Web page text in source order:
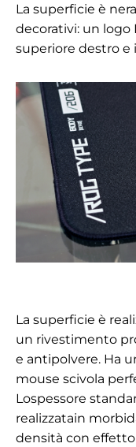
La superficie è
decorativi: un logo
superiore destro e
La superficie è
un rivestimento
e antipolvere. Ha
mouse scivola
Lospessore
realizzatain
densità con